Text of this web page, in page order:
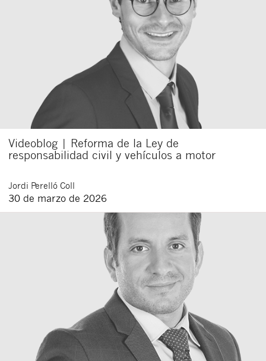
Videoblog | Reforma de la Ley de
responsabilidad civil y vehículos a motor
Jordi Perelló Coll
30 de marzo de 2026